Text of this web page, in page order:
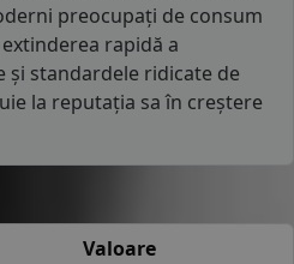
preocupați de consum
rapidă a
standardele ridicate de
la reputația sa în creștere
Valoare